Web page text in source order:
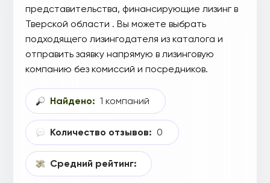
представительства, финансирующие лизинг в
Тверской области . Вы можете выбрать
подходящего лизингодателя из каталога и
отправить заявку напрямую в лизинговую
компанию без комиссий и посредников.
Найдено: 1 компаний
Количество отзывов: 0
Средний рейтинг: